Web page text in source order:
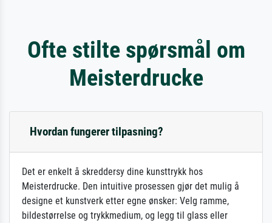
Ofte stilte spørsmål om
Meisterdrucke
Hvordan fungerer tilpasning?
Det er enkelt å skreddersy dine kunsttrykk hos
Meisterdrucke. Den intuitive prosessen gjør det mulig å
designe et kunstverk etter egne ønsker: Velg ramme,
bildestørrelse og trykkmedium, og legg til glass eller